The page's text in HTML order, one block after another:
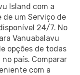
Island com a
um Serviço de
24/7. No
Vanuabalavu
opções de todas
país. Comparar
com a